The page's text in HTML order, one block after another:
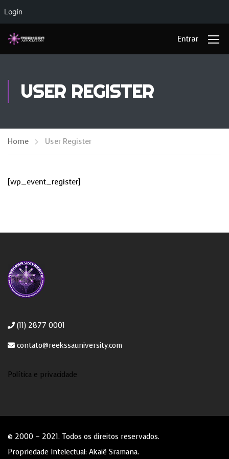
Login
Entrar
USER REGISTER
Home User Register
[wp_event_register]
(11) 2877 0001
contato@reekssauniversity.com
Política e privacidade
© 2000 – 2021. Todos os direitos reservados.
Propriedade Intelectual: Akaiê Sramana.